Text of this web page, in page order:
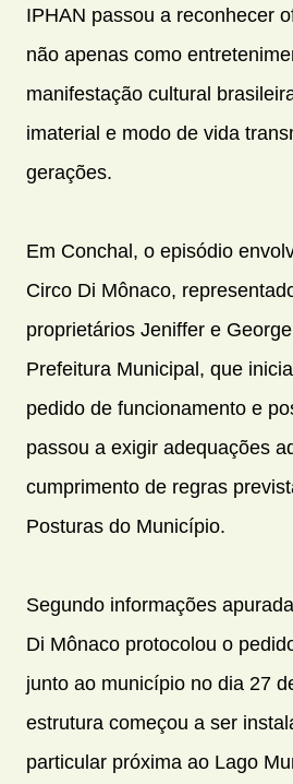
IPHAN passou a reconhecer
não apenas como
manifestação cultural
imaterial e modo de vida
gerações.
Em Conchal, o episódio
Circo Di Mônaco,
proprietários Jeniffer e
Prefeitura Municipal, que
pedido de funcionamento e
passou a exigir adequações
cumprimento de regras
Posturas do Município.
Segundo informações
Di Mônaco protocolou o
junto ao município no dia 27
estrutura começou a ser
particular próxima ao Lago